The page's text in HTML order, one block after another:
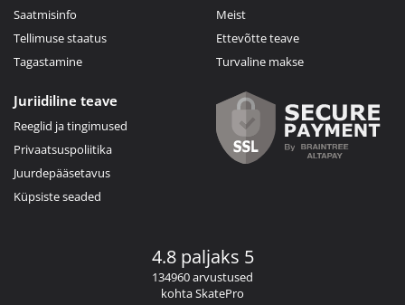
Saatmisinfo
Tellimuse staatus
Tagastamine
Meist
Ettevõtte teave
Turvaline makse
Juriidiline teave
Reeglid ja tingimused
Privaatsuspoliitika
Juurdepääsetavus
Küpsiste seaded
4.8 paljaks 5
134960 arvustused
kohta SkatePro